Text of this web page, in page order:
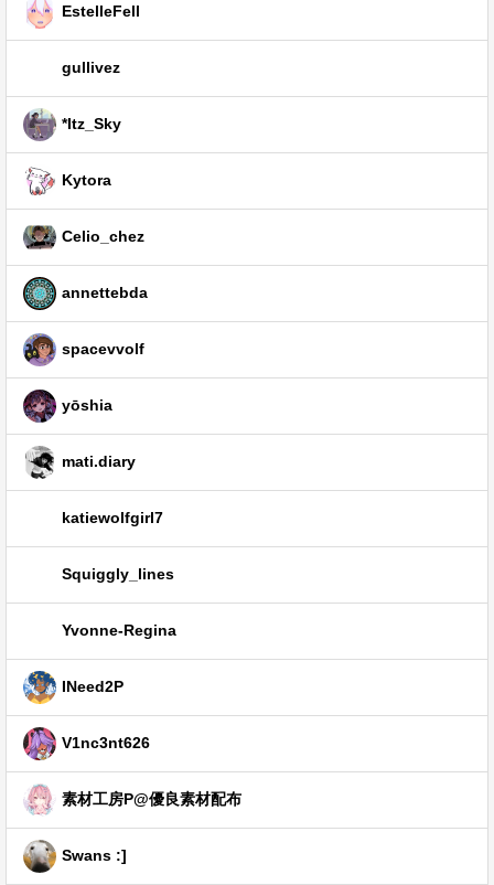
EstelleFell
gullivez
*Itz_Sky
Kytora
Celio_chez
annettebda
spacevvolf
yōshia
mati.diary
katiewolfgirl7
Squiggly_lines
Yvonne-Regina
INeed2P
V1nc3nt626
素材工房P@優良素材配布
Swans :]